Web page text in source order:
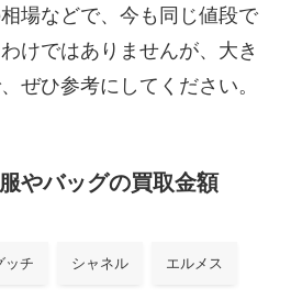
場などで、今も同じ値段で
けではありませんが、大き
ぜひ参考にしてください。
やバッグの買取金額
ッチ シャネル エルメス